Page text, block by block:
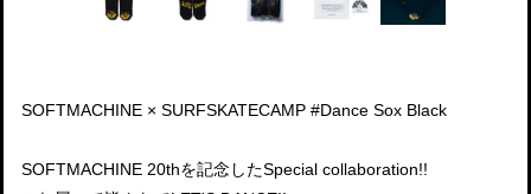
SOFTMACHINE × SURFSKATECAMP #Dance Sox Black
SOFTMACHINE 20thを記念したSpecial collaboration!!